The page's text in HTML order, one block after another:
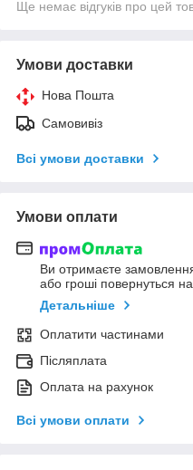
Ще немає відгуків про цей
Умови доставки
Нова Пошта
Самовивіз
Всі умови доставки
Умови оплати
Ви отримаєте
або гроші повернуться
Детальніше
Оплатити частинами
Післяплата
Оплата на рахунок
Всі умови оплати